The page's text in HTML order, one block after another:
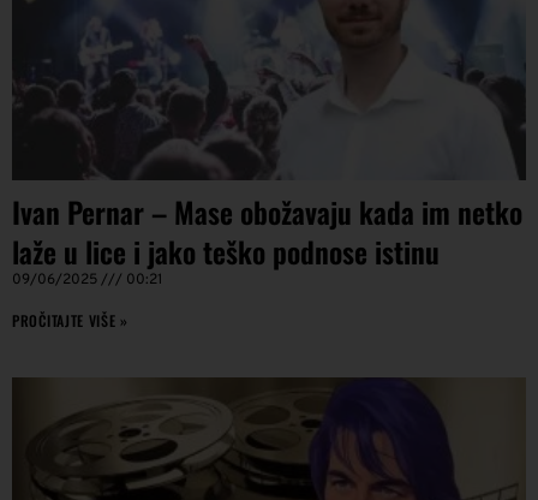
Ivan Pernar – Mase obožavaju kada im netko
laže u lice i jako teško podnose istinu
09/06/2025 00:21
PROČITAJTE VIŠE »